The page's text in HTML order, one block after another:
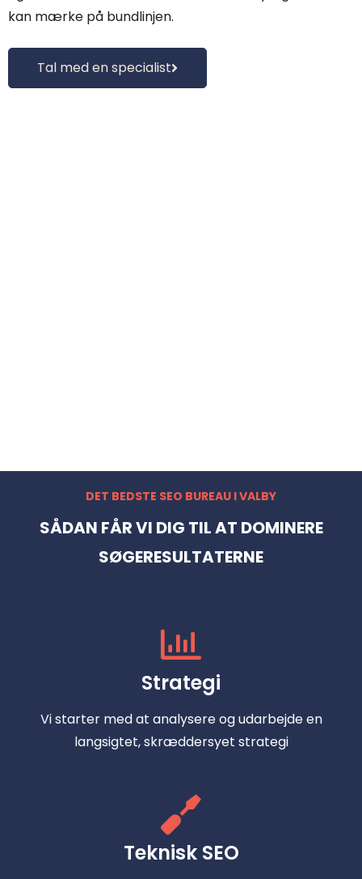
kan mærke på bundlinjen.
Tal med en specialist
DET BEDSTE SEO BUREAU I VALBY
SÅDAN FÅR VI DIG TIL AT DOMINERE
SØGERESULTATERNE
Strategi
Vi starter med at analysere og udarbejde en
langsigtet, skræddersyet strategi
Teknisk SEO